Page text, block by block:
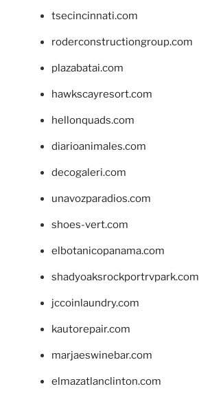
tsecincinnati.com
roderconstructiongroup.com
plazabatai.com
hawkscayresort.com
hellonquads.com
diarioanimales.com
decogaleri.com
unavozparadios.com
shoes-vert.com
elbotanicopanama.com
shadyoaksrockportrvpark.com
jccoinlaundry.com
kautorepair.com
marjaeswinebar.com
elmazatlanclinton.com